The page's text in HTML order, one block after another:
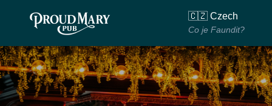
🇨🇿 Czech
Co je Faundit?